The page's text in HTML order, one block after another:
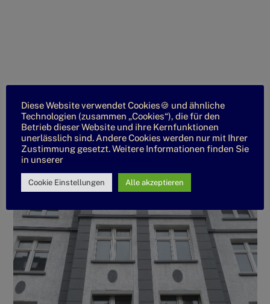
Diese Website verwendet Cookies🍪 und ähnliche
Technologien (zusammen „Cookies“), die für den
Betrieb dieser Website und ihre Kernfunktionen
unerlässlich sind. Andere Cookies werden nur mit Ihrer
Zustimmung gesetzt. Weitere Informationen finden Sie
in unserer
Cookie Einstellungen Alle akzeptieren